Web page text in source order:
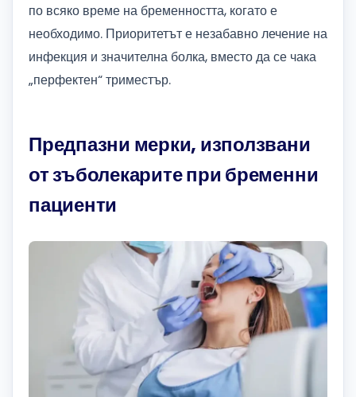
по всяко време на бременността, когато е
необходимо. Приоритетът е незабавно лечение на
инфекция и значителна болка, вместо да се чака
„перфектен“ триместър.
Предпазни мерки, използвани
от зъболекарите при бременни
пациенти